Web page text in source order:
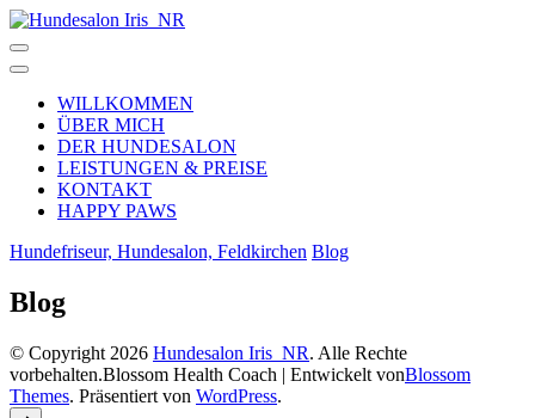
Zum
Inhalt
springen
Hundesalon
Iris_NR
WILLKOMMEN
ÜBER MICH
DER HUNDESALON
LEISTUNGEN & PREISE
KONTAKT
HAPPY PAWS
Hundefriseur, Hundesalon, Feldkirchen Blog
Blog
© Copyright 2026 Hundesalon Iris_NR. Alle Rechte
vorbehalten.Blossom Health Coach | Entwickelt vonBlossom
Themes. Präsentiert von WordPress.